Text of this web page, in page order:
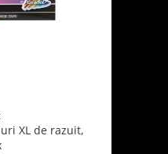
XL de razuit,